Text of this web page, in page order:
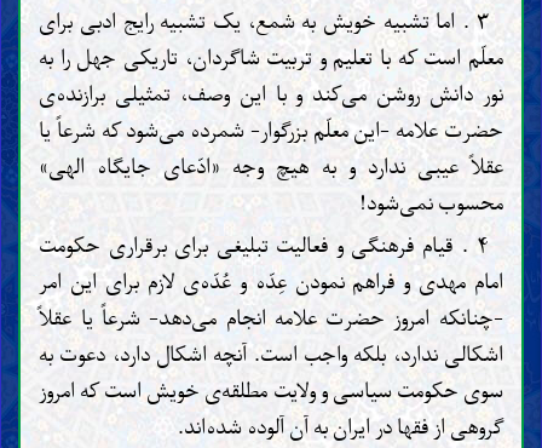
۳ . اما تشبیه خویش به شمع، یک تشبیه رایج ادبی برای
معلّم است که با تعلیم و تربیت شاگردان، تاریکی جهل را به
نور دانش روشن می‌کند و با این وصف، تمثیلی برازنده‌ی
حضرت علامه -این معلّم بزرگوار- شمرده می‌شود که شرعاً یا
عقلاً عیبی ندارد و به هیچ وجه «ادّعای جایگاه الهی»
محسوب نمی‌شود!
۴ . قیام فرهنگی و فعالیت تبلیغی برای برقراری حکومت
امام مهدی و فراهم نمودن عِدّه و عُدّه‌ی لازم برای این امر
-چنانکه امروز حضرت علامه انجام می‌دهد- شرعاً یا عقلاً
اشکالی ندارد، بلکه واجب است. آنچه اشکال دارد، دعوت به
سوی حکومت سیاسی و ولایت مطلقه‌ی خویش است که امروز
گروهی از فقها در ایران به آن آلوده شده‌اند.